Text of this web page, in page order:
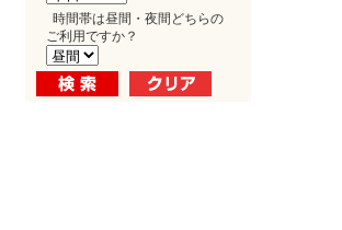
時間帯は昼間・夜間どちらの
ご利用ですか？